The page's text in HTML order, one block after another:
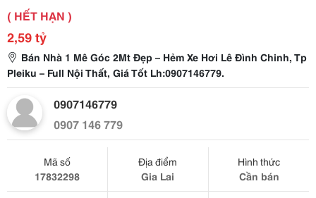
( HẾT HẠN )
2,59 tỷ
Bán Nhà 1 Mê Góc 2Mt Đẹp – Hẻm Xe Hơi Lê Đình Chinh, Tp
Pleiku – Full Nội Thất, Giá Tốt Lh:0907146779.
0907146779
0907 146 779
Mã số
17832298
Địa điểm
Gia Lai
Hình thức
Cần bán